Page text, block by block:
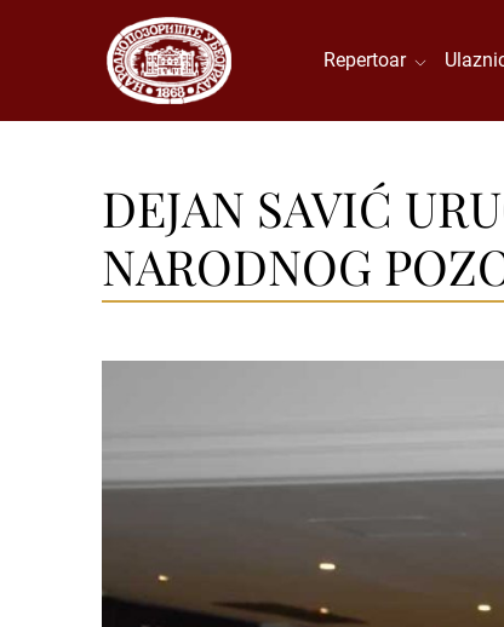
Repertoar
DEJAN SAVIĆ
NARODNOG